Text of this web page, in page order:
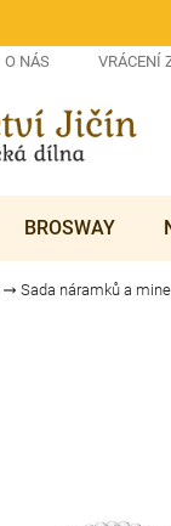
O NÁS VRÁCENÍ
BROSWAY
Sada náramků a